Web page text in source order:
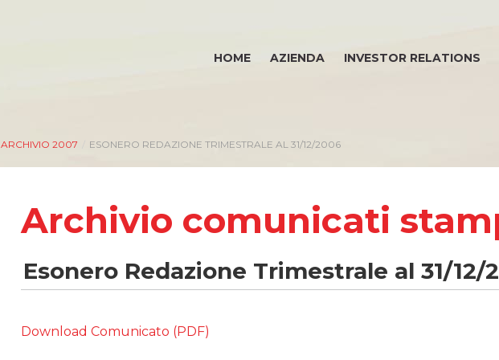
HOME AZIENDA INVESTOR RELATIONS
ARCHIVIO 2007 ESONERO REDAZIONE TRIMESTRALE AL 31/12/2006
Archivio comunicati
Esonero Redazione Trimestrale al 31/12/
Download Comunicato (PDF)